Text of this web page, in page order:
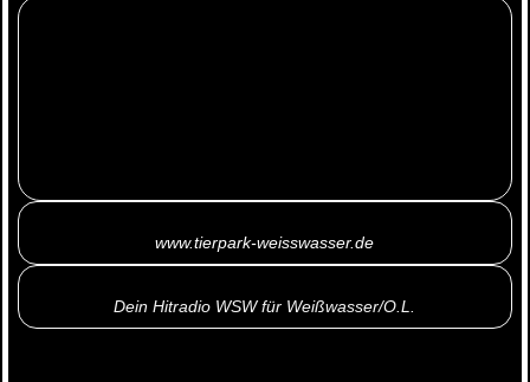
www.tierpark-weisswasser.de
Dein Hitradio WSW für Weißwasser/O.L.